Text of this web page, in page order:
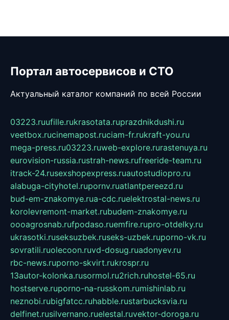
Портал автосервисов и СТО
Актуальный каталог компаний по всей России
03223.ruufille.rukrasotata.ruprazdnikdushi.ru
veetbox.rucinemapost.ruciam-fr.rukraft-you.ru
mega-press.ru03223.ruweb-explore.rurastenuya.ru
eurovision-russia.rustrah-news.rufreeride-team.ru
itrack-24.rusexshopexpress.ruautostudiopro.ru
alabuga-cityhotel.rupornv.ruatlantpereezd.ru
bud-em-znakomye.rua-cdc.ruelektrostal-news.ru
korolevremont-market.rubudem-znakomye.ru
oooagrosnab.rufpodaso.ruemfire.rupro-otdelky.ru
ukrasotki.ruseksuzbek.ruseks-uzbek.ruporno-vk.ru
sovratili.ruolecoon.ruvd-dosug.ruadonyev.ru
rbc-news.ruporno-skvirt.rukrospr.ru
13autor-kolonka.rusormol.ru2rich.ruhostel-65.ru
hostserve.ruporno-na-russkom.rumishinlab.ru
neznobi.rubigfatcc.ruhabble.rustarbucksvia.ru
delfinet.rusilvernano.ruelestal.ruvektor-doroga.ru